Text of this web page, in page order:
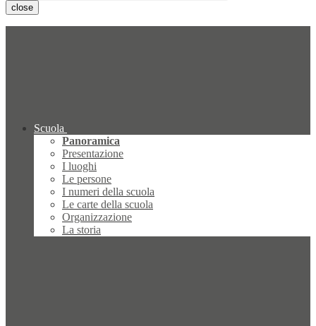
close
Scuola
Panoramica
Presentazione
I luoghi
Le persone
I numeri della scuola
Le carte della scuola
Organizzazione
La storia